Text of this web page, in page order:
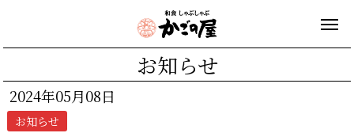
お知らせ
2024年05月08日
お知らせ